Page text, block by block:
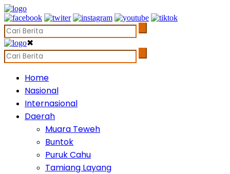
✖
Home
Nasional
Internasional
Daerah
Muara Teweh
Buntok
Puruk Cahu
Tamiang Layang